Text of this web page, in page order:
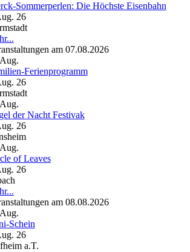
Sommerperlen: Die Höchste Eisenbahn
26
am 07.08.2026
Aug.
Ferienprogramm
26
Aug.
der Nacht Festivak
26
Aug.
of Leaves
26
am 08.08.2026
Aug.
Schein
26
a.T.